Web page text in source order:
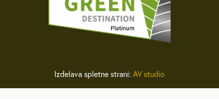
Izdelava spletne strani: AV studio